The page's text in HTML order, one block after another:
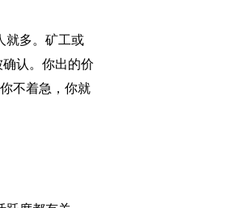
就多。矿工或
认。你出的价
不着急，你就